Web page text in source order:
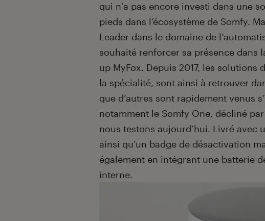
qui n’a pas encore investi dans une
pieds dans l’écosystème de Somfy.
Leader dans le domaine de
souhaité renforcer sa présence dans
up MyFox. Depuis 2017, les solutions
la spécialité, sont ainsi à retrouver
que d’autres sont rapidement venus
notamment le Somfy One, décliné
nous testons aujourd’hui. Livré avec
ainsi qu’un badge de désactivation
également en intégrant une batterie
interne.